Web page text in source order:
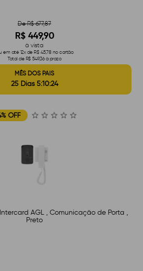
De R$ 677,87
R$ 449,90
à vista
em até 12x de R$ 45,78 no cartão
Total de R$ 549,36 à prazo
MÊS DOS PAIS
25 Dias 5:10:23
OFF
AGL , Comunicação de Porta ,
Preto